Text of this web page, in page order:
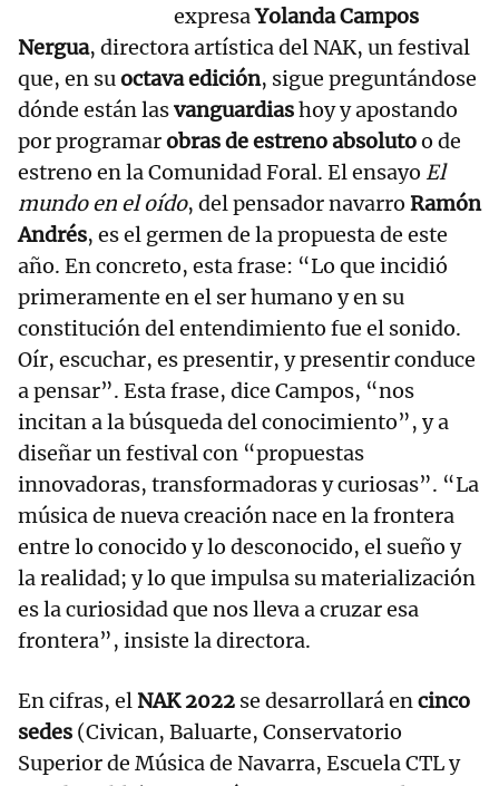
expresaYolanda Campos
Nergua, directora artística del NAK, un festival
que, en suoctava edición, sigue preguntándose
dónde están lasvanguardiashoy y apostando
por programarobras de estreno absolutoo de
estreno en la Comunidad Foral. El ensayo El
mundo en el oído, del pensador navarro Ramón
Andrés, es el germen de la propuesta de este
año. En concreto, esta frase: “Lo que incidió
primeramente en el ser humano y en su
constitución del entendimiento fue el sonido.
Oír, escuchar, es presentir, y presentir conduce
a pensar”. Esta frase, dice Campos, “nos
incitan a la búsqueda del conocimiento”, y a
diseñar un festival con “propuestas
innovadoras, transformadoras y curiosas”. “La
música de nueva creación nace en la frontera
entre lo conocido y lo desconocido, el sueño y
la realidad; y lo que impulsa su materialización
es la curiosidad que nos lleva a cruzar esa
frontera”, insiste la directora.
En cifras, el NAK 2022 se desarrollará encinco
sedes (Civican, Baluarte, Conservatorio
Superior de Música de Navarra, Escuela CTL y